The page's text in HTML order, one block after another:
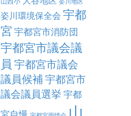
姿川環境保全会 宇都
宮宇都宮市消防団
宇都宮市議会議
員 宇都宮市議会
議員候補宇都宮市
議会議員選挙 宇都
山